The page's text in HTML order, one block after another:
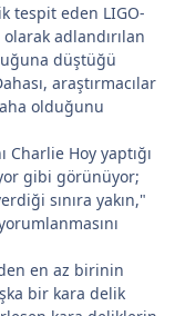
tespit eden LIGO-
adlandırılan
düştüğü
araştırmacılar
olduğunu
Hoy yaptığı
gibi görünüyor;
sınıra yakın,"
en az birinin
bir kara delik